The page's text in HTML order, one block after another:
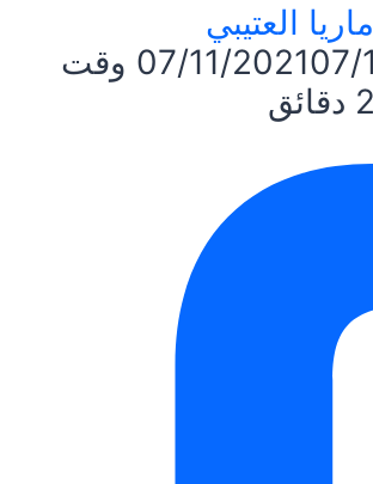
ماريا العتيبي
07/11/202107/
وقت
دقائق